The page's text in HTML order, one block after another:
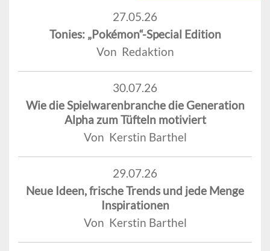
27.05.26
Tonies: „Pokémon“-Special Edition
Von Redaktion
30.07.26
Wie die Spielwarenbranche die Generation
Alpha zum Tüfteln motiviert
Von Kerstin Barthel
29.07.26
Neue Ideen, frische Trends und jede Menge
Inspirationen
Von Kerstin Barthel